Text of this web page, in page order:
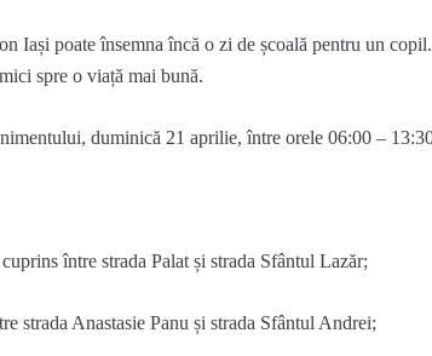
Iași poate însemna încă o zi de școală pentru un
spre o viață mai bună.
, duminică 21 aprilie,între orele 06:00 – 13:3
cuprins între strada Palat și strada Sfântul Lazăr;
strada Anastasie Panu și strada Sfântul Andrei;